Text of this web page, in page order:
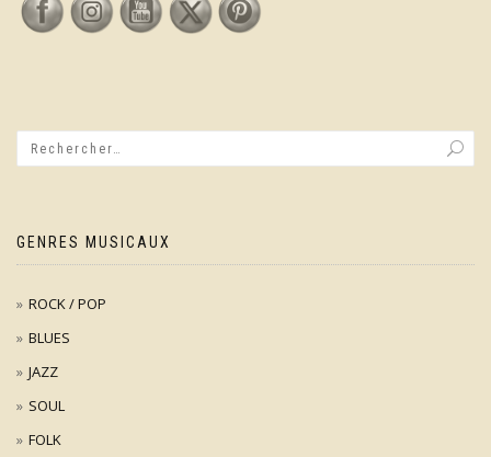
GENRES MUSICAUX
ROCK / POP
BLUES
JAZZ
SOUL
FOLK